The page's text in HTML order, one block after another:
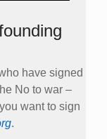
have signed
No to war –
want to sign
.